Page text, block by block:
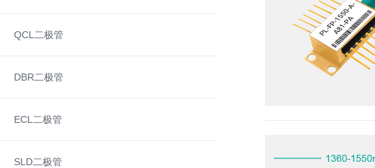
QCL二极管
DBR二极管
ECL二极管
SLD二极管